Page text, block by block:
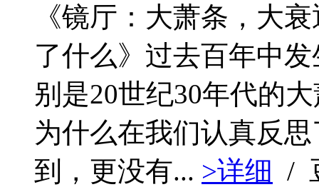
《镜厅：大萧条，大
了什么》过去百年中
别是20世纪30年代的
为什么在我们认真反
到，更没有... >详细 /